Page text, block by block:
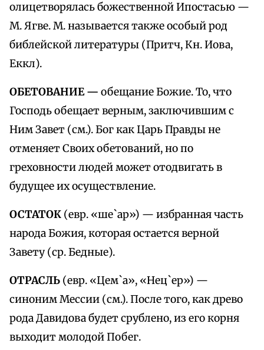
олицетворялась божественной Ипостасью —
М. Ягве. М. называется также особый род
библейской литературы (Притч, Кн. Иова,
Еккл).
ОБЕТОВАНИЕ — обещание Божие. То, что
Господь обещает верным, заключившим с
Ним Завет (см.). Бог как Царь Правды не
отменяет Своих обетований, но по
греховности людей может отодвигать в
будущее их осуществление.
ОСТАТОК (евр. «ше`ар») — избранная часть
народа Божия, которая остается верной
Завету (ср. Бедные).
ОТРАСЛЬ (евр. «Цем`а», «Нец`ер») —
синоним Мессии (см.). После того, как древо
рода Давидова будет срублено, из его корня
выходит молодой Побег.